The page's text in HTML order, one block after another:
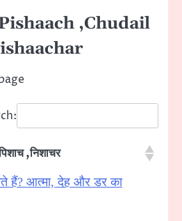
,Chudail
,निशाचर
हैं? आत्मा, देह और डर का